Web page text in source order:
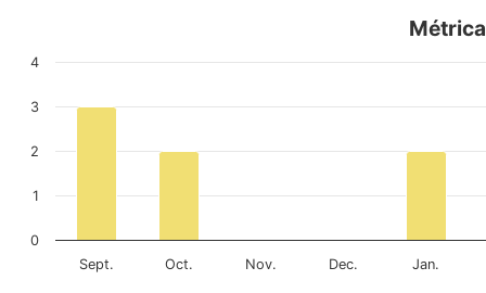
Sept. Oct. Nov. Dec. Jan.
0
1
2
3
4